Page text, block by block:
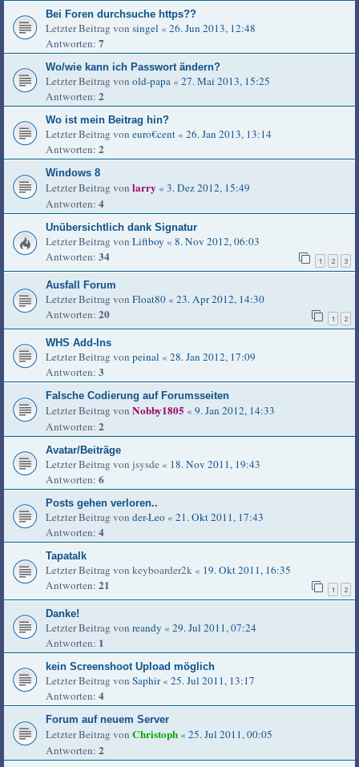
Bei Foren durchsuche https??
Letzter Beitrag von singel « 26. Jun 2013, 12:48
Antworten: 7
Wo/wie kann ich Passwort ändern?
Letzter Beitrag von old-papa « 27. Mai 2013, 15:25
Antworten: 2
Wo ist mein Beitrag hin?
Letzter Beitrag von euro€cent « 26. Jan 2013, 13:14
Antworten: 2
Windows 8
Letzter Beitrag von larry « 3. Dez 2012, 15:49
Antworten: 4
Unübersichtlich dank Signatur
Letzter Beitrag von Liftboy « 8. Nov 2012, 06:03
Antworten: 34 1 2 3
Ausfall Forum
Letzter Beitrag von Float80 « 23. Apr 2012, 14:30
Antworten: 20 1 2
WHS Add-Ins
Letzter Beitrag von peinal « 28. Jan 2012, 17:09
Antworten: 3
Falsche Codierung auf Forumsseiten
Letzter Beitrag von Nobby1805 « 9. Jan 2012, 14:33
Antworten: 2
Avatar/Beiträge
Letzter Beitrag von jsysde « 18. Nov 2011, 19:43
Antworten: 6
Posts gehen verloren..
Letzter Beitrag von der-Leo « 21. Okt 2011, 17:43
Antworten: 4
Tapatalk
Letzter Beitrag von keyboarder2k « 19. Okt 2011, 16:35
Antworten: 21 1 2
Danke!
Letzter Beitrag von reandy « 29. Jul 2011, 07:24
Antworten: 1
kein Screenshoot Upload möglich
Letzter Beitrag von Saphir« 25. Jul 2011, 13:17
Antworten: 4
Forum auf neuem Server
Letzter Beitrag von Christoph « 25. Jul 2011, 00:05
Antworten: 2